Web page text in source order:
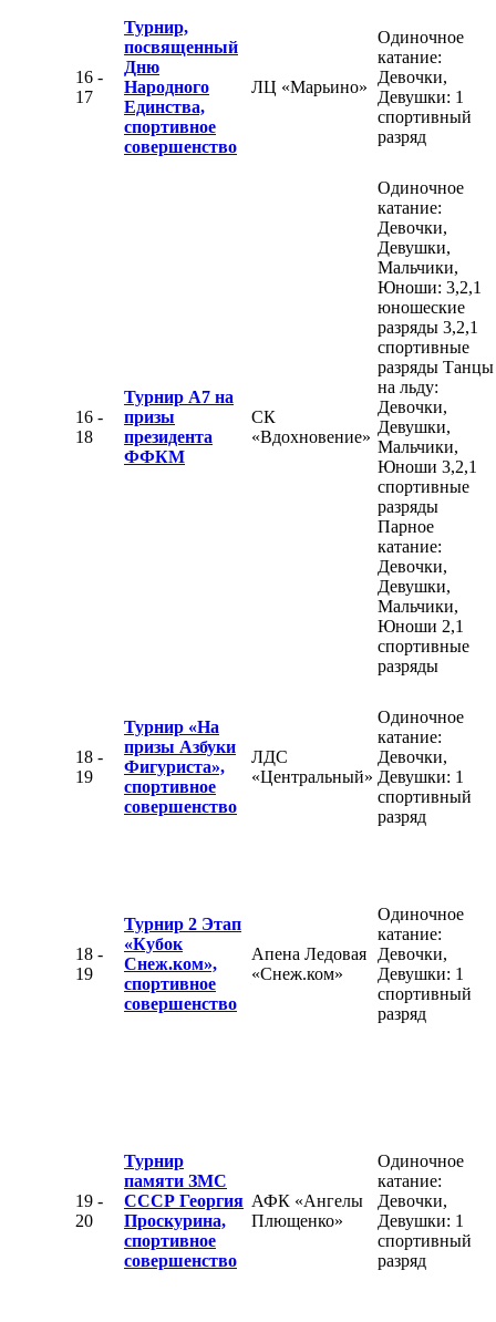
16 -
17
Турнир,
посвященный
Дню
Народного
Единства,
спортивное
совершенство
ЛЦ «Марьино»
Одиночное
катание:
Девочки,
Девушки: 1
спортивный
разряд
16 -
18
Турнир А7 на
призы
президента
ФФКМ
СК
«Вдохновение»
Одиночное
катание:
Девочки,
Девушки,
Мальчики,
Юноши: 3,2,1
юношеские
разряды 3,2,1
спортивные
разряды Танцы
на льду:
Девочки,
Девушки,
Мальчики,
Юноши 3,2,1
спортивные
разряды
Парное
катание:
Девочки,
Девушки,
Мальчики,
Юноши 2,1
спортивные
разряды
18 -
19
Турнир «На
призы Азбуки
Фигуриста»,
спортивное
совершенство
ЛДС
«Центральный»
Одиночное
катание:
Девочки,
Девушки: 1
спортивный
разряд
18 -
19
Турнир 2 Этап
«Кубок
Снеж.ком»,
спортивное
совершенство
Апена Ледовая
«Снеж.ком»
Одиночное
катание:
Девочки,
Девушки: 1
спортивный
разряд
19 -
20
Турнир
памяти ЗМС
СССР Георгия
Проскурина,
спортивное
совершенство
АФК «Ангелы
Плющенко»
Одиночное
катание:
Девочки,
Девушки: 1
спортивный
разряд